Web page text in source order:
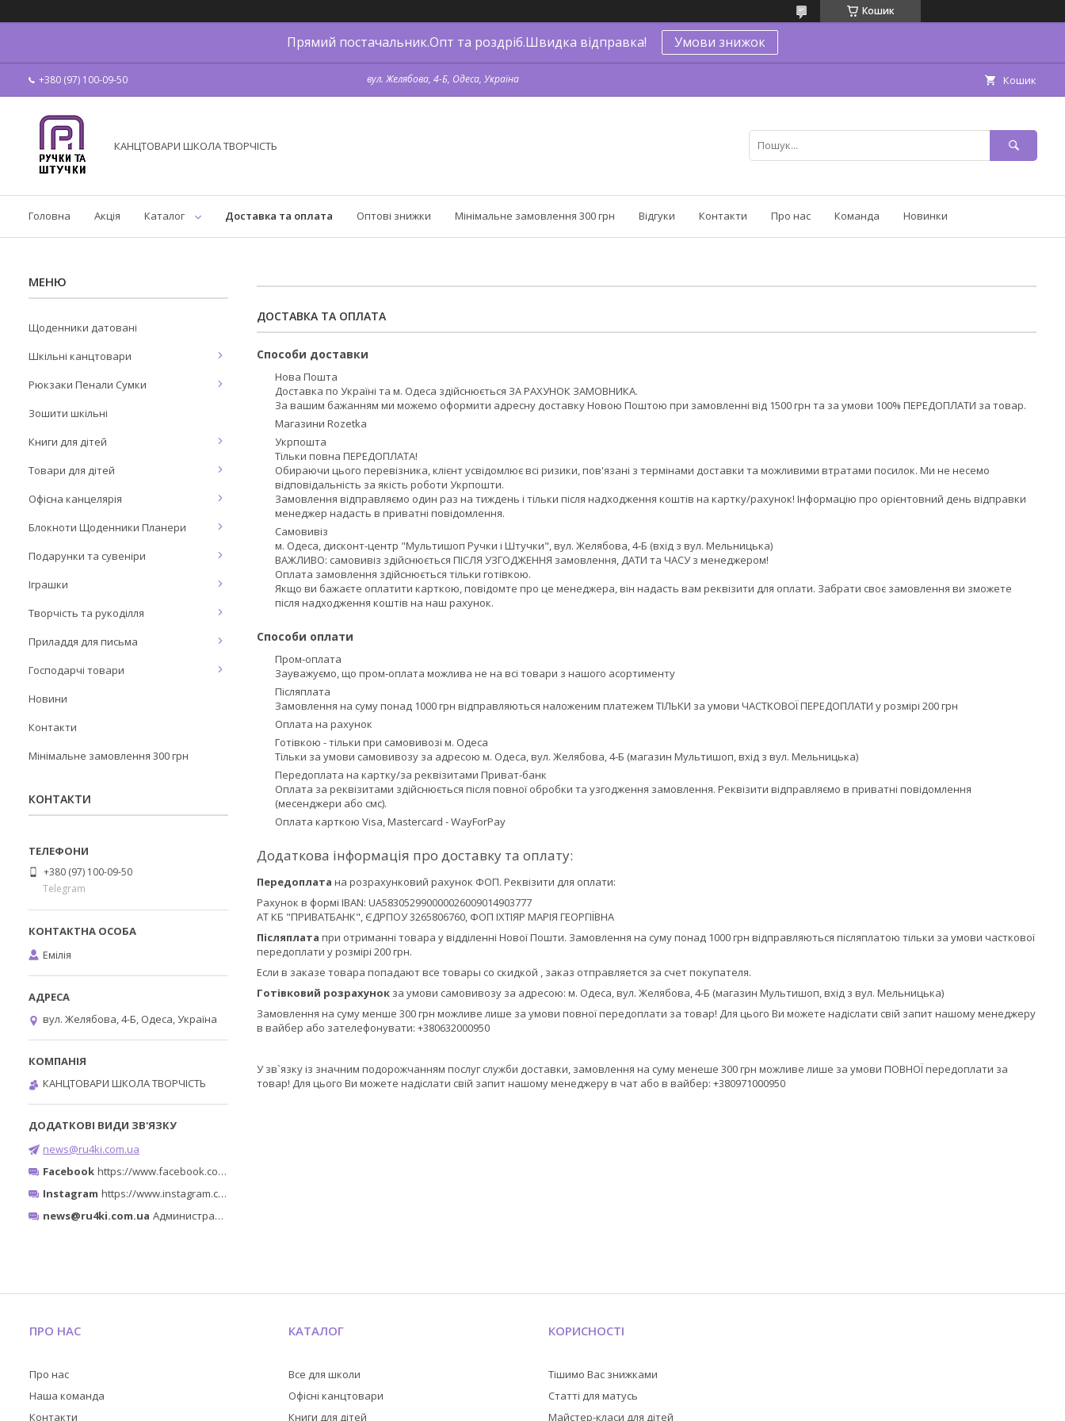
Кошик
Прямий постачальник.Опт та роздріб.Швидка відправка! Умови знижок
+380 (97) 100-09-50 вул. Желябова, 4-Б, Одеса, Україна Кошик
КАНЦТОВАРИ ШКОЛА ТВОРЧІСТЬ
Головна Акція Каталог Доставка та оплата Оптові знижки Мінімальне замовлення 300 грн Відгуки Контакти Про нас Команда Новинки
ДОСТАВКА ТА ОПЛАТА
Способи доставки
Нова Пошта
Доставка по Україні та м. Одеса здійснюється ЗА РАХУНОК ЗАМОВНИКА.
За вашим бажанням ми можемо оформити адресну доставку Новою Поштою при замовленні від 1500 грн та за умови 100% ПЕРЕДОПЛАТИ за товар.
Магазини Rozetka
Укрпошта
Тільки повна ПЕРЕДОПЛАТА!
Обираючи цього перевізника, клієнт усвідомлює всі ризики, пов'язані з термінами доставки та можливими втратами посилок. Ми не несемо
відповідальність за якість роботи Укрпошти.
Замовлення відправляємо один раз на тиждень і тільки після надходження коштів на картку/рахунок! Інформацію про орієнтовний день відправки
менеджер надасть в приватні повідомлення.
Самовивіз
м. Одеса, дисконт-центр "Мультишоп Ручки і Штучки", вул. Желябова, 4-Б (вхід з вул. Мельницька)
ВАЖЛИВО: самовивіз здійснюється ПІСЛЯ УЗГОДЖЕННЯ замовлення, ДАТИ та ЧАСУ з менеджером!
Оплата замовлення здійснюється тільки готівкою.
Якщо ви бажаєте оплатити карткою, повідомте про це менеджера, він надасть вам реквізити для оплати. Забрати своє замовлення ви зможете
після надходження коштів на наш рахунок.
Способи оплати
Пром-оплата
Зауважуємо, що пром-оплата можлива не на всі товари з нашого асортименту
Післяплата
Замовлення на суму понад 1000 грн відправляються наложеним платежем ТІЛЬКИ за умови ЧАСТКОВОЇ ПЕРЕДОПЛАТИ у розмірі 200 грн
Оплата на рахунок
Готівкою - тільки при самовивозі м. Одеса
Тільки за умови самовивозу за адресою м. Одеса, вул. Желябова, 4-Б (магазин Мультишоп, вхід з вул. Мельницька)
Передоплата на картку/за реквізитами Приват-банк
Оплата за реквізитами здійснюється після повної обробки та узгодження замовлення. Реквізити відправляємо в приватні повідомлення
(месенджери або смс).
Оплата карткою Visa, Mastercard - WayForPay
Передоплата на розрахунковий рахунок ФОП. Реквізити для оплати:
Рахунок в формі IBAN: UA583052990000026009014903777
АТ КБ "ПРИВАТБАНК", ЄДРПОУ 3265806760, ФОП ІХТІЯР МАРІЯ ГЕОРГІЇВНА
Післяплата при отриманні товара у відділенні Нової Пошти. Замовлення на суму понад 1000 грн відправляються післяплатою тільки за умови часткової
передоплати у розмірі 200 грн.
Если в заказе товара попадают все товары со скидкой , заказ отправляется за счет покупателя.
Готівковий розрахунок за умови самовивозу за адресою: м. Одеса, вул. Желябова, 4-Б (магазин Мультишоп, вхід з вул. Мельницька)
Замовлення на суму менше 300 грн можливе лише за умови повної передоплати за товар! Для цього Ви можете надіслати свій запит нашому менеджеру
в вайбер або зателефонувати: +380632000950
У зв`язку із значним подорожчанням послуг служби доставки, замовлення на суму менеше 300 грн можливе лише за умови ПОВНОЇ передоплати за
товар! Для цього Ви можете надіслати свій запит нашому менеджеру в чат або в вайбер: +380971000950
Щоденники датовані
Шкільні канцтовари
Рюкзаки Пенали Сумки
Зошити шкільні
Книги для дітей
Товари для дітей
Офісна канцелярія
Блокноти Щоденники Планери
Подарунки та сувеніри
Іграшки
Творчість та рукоділля
Приладдя для письма
Господарчі товари
Новини
Контакти
Мінімальне замовлення 300 грн
КОНТАКТИ
+380 (97) 100-09-50
Telegram
Емілія
вул. Желябова, 4-Б, Одеса, Україна
КАНЦТОВАРИ ШКОЛА ТВОРЧІСТЬ
news@ru4ki.com.ua
Facebook https://www.facebook.com/ru4ki.com.ua/
Instagram https://www.instagram.com/ruchki_ta_shtuchki/
news@ru4ki.com.ua Администратор
ПРО НАС
Про нас
Наша команда
Контакти
КАТАЛОГ
Все для школи
Офісні канцтовари
Книги для дітей
КОРИСНОСТІ
Тішимо Вас знижками
Статті для матусь
Майстер-класи для дітей